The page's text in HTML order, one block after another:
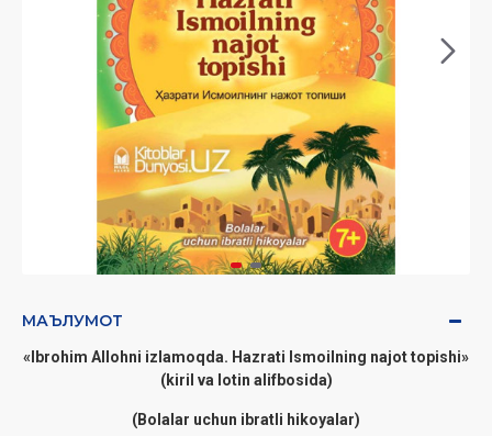
МАЪЛУМОТ
«Ibrohim Allohni izlamoqda. Hazrati Ismoilning najot topishi»
(kiril va lotin alifbosida)
(Bolalar uchun ibratli hikoyalar)